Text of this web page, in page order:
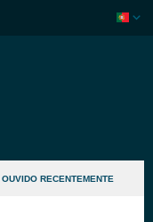
OUVIDO RECENTEMENTE